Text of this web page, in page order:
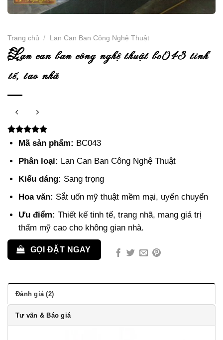
Trang chủ / Lan Can Ban Công Nghệ Thuật
lan can ban công nghệ thuật bc043 tinh
tế, tao nhã
5.00trên 5
dựa trên
2
đánh giá
Mã sản phẩm: BC043
Phân loại: Lan Can Ban Công Nghệ Thuật
Kiểu dáng: Sang trọng
Hoa văn: Sắt uốn mỹ thuật mềm mại, uyển chuyển
Ưu điểm: Thiết kế tinh tế, trang nhã, mang giá trị
thẩm mỹ cao cho không gian nhà.
GỌI ĐẶT NGAY
Đánh giá (2)
Tư vấn & Báo giá